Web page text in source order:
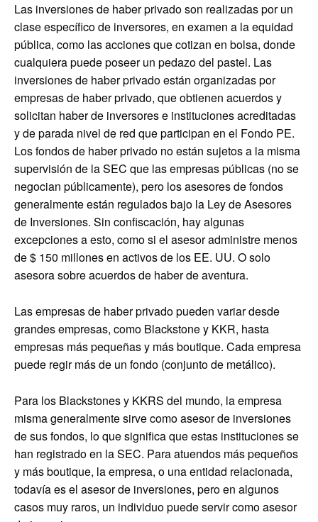
Las inversiones de haber privado son realizadas por un
clase específico de inversores, en examen a la equidad
pública, como las acciones que cotizan en bolsa, donde
cualquiera puede poseer un pedazo del pastel. Las
inversiones de haber privado están organizadas por
empresas de haber privado, que obtienen acuerdos y
solicitan haber de inversores e instituciones acreditadas
y de parada nivel de red que participan en el Fondo PE.
Los fondos de haber privado no están sujetos a la misma
supervisión de la SEC que las empresas públicas (no se
negocian públicamente), pero los asesores de fondos
generalmente están regulados bajo la Ley de Asesores
de Inversiones. Sin confiscación, hay algunas
excepciones a esto, como si el asesor administre menos
de $ 150 millones en activos de los EE. UU. O solo
asesora sobre acuerdos de haber de aventura.
Las empresas de haber privado pueden variar desde
grandes empresas, como Blackstone y KKR, hasta
empresas más pequeñas y más boutique. Cada empresa
puede regir más de un fondo (conjunto de metálico).
Para los Blackstones y KKRS del mundo, la empresa
misma generalmente sirve como asesor de inversiones
de sus fondos, lo que significa que estas instituciones se
han registrado en la SEC. Para atuendos más pequeños
y más boutique, la empresa, o una entidad relacionada,
todavía es el asesor de inversiones, pero en algunos
casos muy raros, un individuo puede servir como asesor